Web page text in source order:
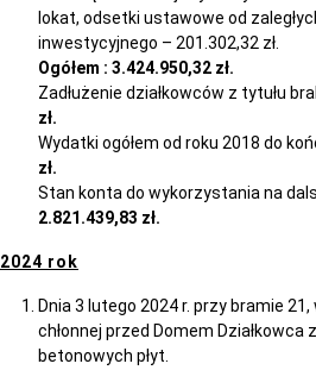
lokat, odsetki ustawowe od
inwestycyjnego – 201.302,32 zł.
Ogółem : 3.424.950,32 zł.
Zadłużenie działkowców z tytułu
zł.
Wydatki ogółem od roku 2018 do
zł.
Stan konta do wykorzystania na
2.821.439,83 zł.
2024 rok
Dnia 3 lutego 2024 r. przy bramie
chłonnej przed Domem Działkowca
betonowych płyt.